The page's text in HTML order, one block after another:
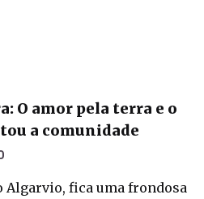
O amor pela terra e o
a comunidade
Algarvio, fica uma frondosa